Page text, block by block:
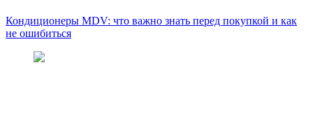
Кондиционеры MDV: что важно знать перед покупкой и как
не ошибиться